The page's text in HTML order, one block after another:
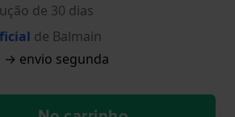
de 30 dias
de Balmain
→ envio segunda